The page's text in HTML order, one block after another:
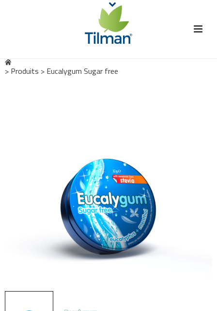
> Produits > Eucalygum Sugar free